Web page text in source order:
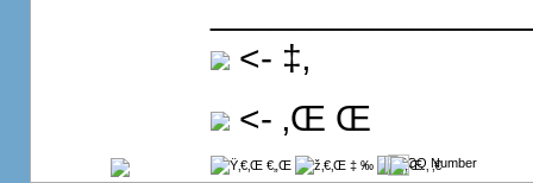
<- ‡‚ 
<- ‚Œ Œ